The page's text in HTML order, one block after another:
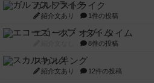
ガルフストライク
紹介文あり 1件の投稿
エコーズ・オブ・タイム
8件の投稿
スカルキング
紹介文あり 12件の投稿